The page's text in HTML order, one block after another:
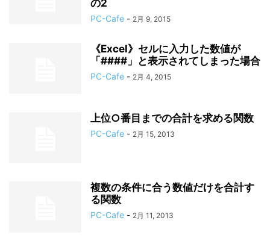
の2
PC-Cafe - 2月 9, 2015
《Excel》セルに入力した数値が
「####」と表示されてしまった場合
PC-Cafe - 2月 4, 2015
上位○番目までの合計を求める関数
PC-Cafe - 2月 15, 2013
複数の条件に合う数値だけを合計す
る関数
PC-Cafe - 2月 11, 2013